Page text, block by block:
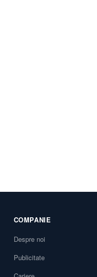
COMPANIE
Despre noi
Publicitate